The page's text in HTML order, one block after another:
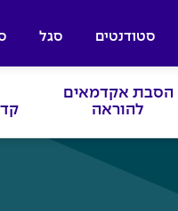
סטודנטים סגל
הסבת אקדמאים
להוראה